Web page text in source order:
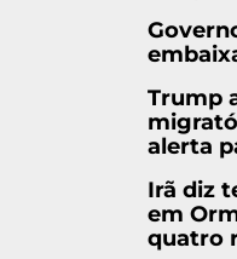
Trump
alerta
Irã diz
em
quatro